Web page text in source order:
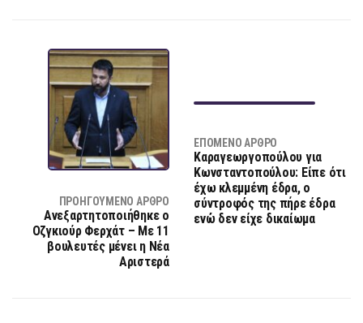
ΠΡΟΗΓΟΎΜΕΝΟ ΆΡΘΡΟ
Aνεξαρτητοποιήθηκε ο
Οζγκιούρ Φερχάτ – Με 11
βουλευτές μένει η Νέα
Αριστερά
ΕΠΌΜΕΝΟ ΆΡΘΡΟ
Καραγεωργοπούλου για
Κωνσταντοπούλου: Είπε ότι
έχω κλεμμένη έδρα, ο
σύντροφός της πήρε έδρα
ενώ δεν είχε δικαίωμα